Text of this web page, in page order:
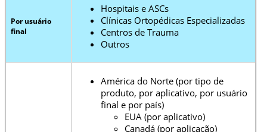
Por usuário
final
Hospitais e ASCs
Clínicas Ortopédicas Especializadas
Centros de Trauma
Outros
América do Norte (por tipo de
produto, por aplicativo, por usuário
final e por país)
EUA (por aplicativo)
Canadá (por aplicação)